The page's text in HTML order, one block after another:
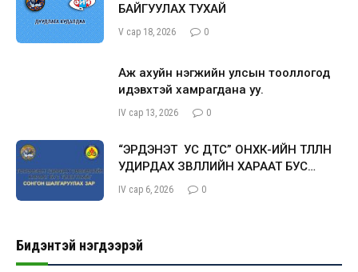
БАЙГУУЛАХ ТУХАЙ
V сар 18, 2026 0
Аж ахуйн нэгжийн улсын тооллогод
идэвхтэй хамрагдана уу.
IV сар 13, 2026 0
“ЭРДЭНЭТ УС ДТС” ОНӨХК-ИЙН ТӨЛӨӨЛӨН
УДИРДАХ ЗӨВЛӨЛИЙН ХАРААТ БУС
ГИШҮҮН СОНГОН ШАЛГАРУУЛАХ ЗАР
IV сар 6, 2026 0
Бидэнтэй нэгдээрэй